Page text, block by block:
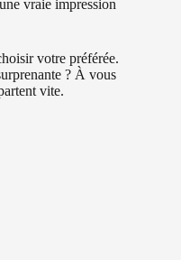
vraie impression
votre préférée.
? À vous
vite.